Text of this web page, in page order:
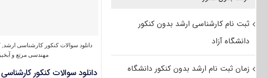
دانلود سوالات کنکور کارشناسی ارشد,
مهندسی مرتع و
ثبت نام کارشناسی ارشد بدون کنکور
دانشگاه آزاد
زمان ثبت نام ارشد بدون کنکور دانشگاه